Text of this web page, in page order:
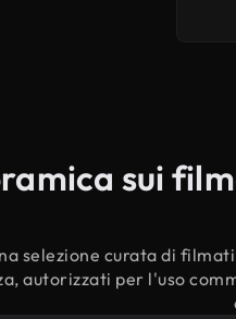
sui
selezione curata di
autorizzati per l'uso